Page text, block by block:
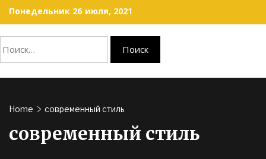
Понедельник 26 июля, 2021
Home современный стиль
современный стиль